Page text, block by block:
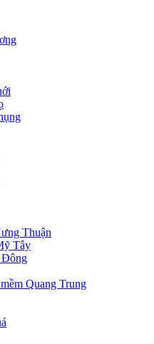
Thuận
Tây
Đông
Quang Trung